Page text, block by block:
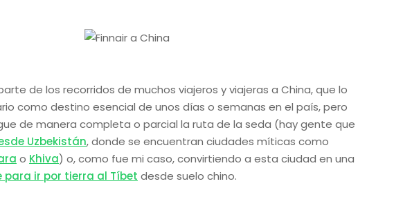
de los recorridos de muchos viajeros y viajeras a China, que lo
como destino esencial de unos días o semanas en el país, pero
de manera completa o parcial la ruta de la seda (hay gente que
Uzbekistán, donde se encuentran ciudades míticas como
o Khiva) o, como fue mi caso, convirtiendo a esta ciudad en una
ir por tierra al Tíbet desde suelo chino.